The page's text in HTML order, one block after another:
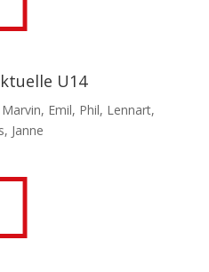
U14
Emil, Phil, Lennart,
Janne